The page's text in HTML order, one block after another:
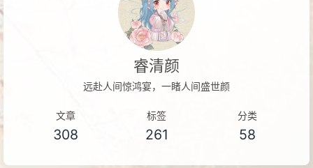
睿清颜
远赴人间惊鸿宴，一睹人间盛世颜
文章
308
标签
261
分类
58